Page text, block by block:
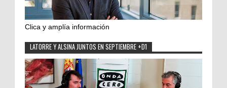
Clica y amplía información
LATORRE Y ALSINA JUNTOS EN SEPTIEMBRE +D1